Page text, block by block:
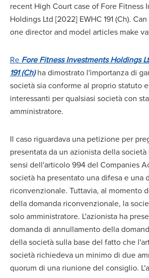
recent High Court case of Fore Fitness
Holdings Ltd [2022] EWHC 191 (Ch).
one director and model articles make
Re Fore Fitness Investments Holdings
191 (Ch)ha dimostrato l'importanza di
società sia conforme al proprio statuto
interessanti per qualsiasi società con
amministratore.
Il caso riguardava una petizione per
presentata da un azionista della
sensi dell'articolo 994 del Companies
società ha presentato una difesa e una
riconvenzionale. Tuttavia, al momento
della domanda riconvenzionale, la
solo amministratore. L'azionista ha
domanda di annullamento della
della società sulla base del fatto che
società richiedeva un minimo di due
quorum di una riunione del consiglio.